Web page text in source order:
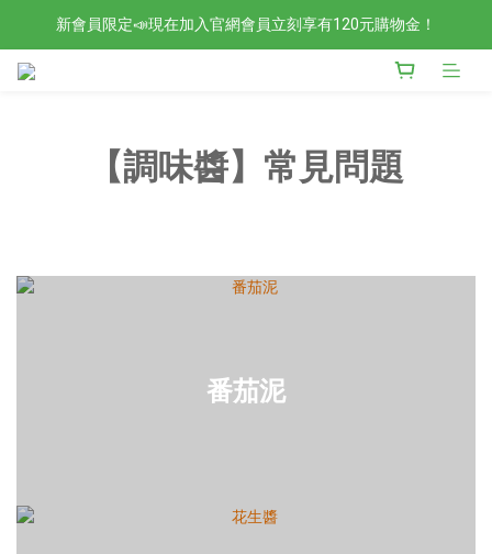
檢驗合格的歐洲好油現在任選2入88折4入85折！
新會員限定📣現在加入官網會員立刻享有120元購物金！
檢驗合格的歐洲好油現在任選2入88折4入85折！
【調味醬】常見問題
番茄泥